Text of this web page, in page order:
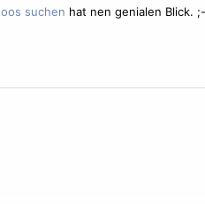
hat nen genialen Blick.